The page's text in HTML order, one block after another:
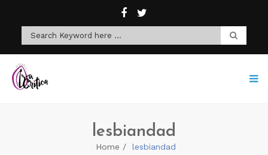
lesbiandad
Home lesbiandad